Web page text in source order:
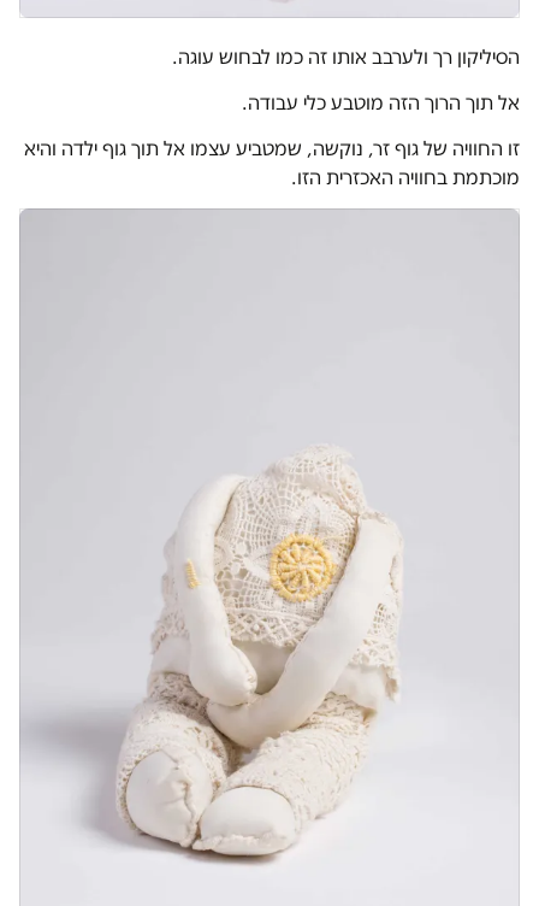
הסיליקון רך ולערבב אותו זה כמו לבחוש עוגה.
אל תוך הרוך הזה מוטבע כלי עבודה.
זו החוויה של גוף זר, נוקשה, שמטביע עצמו אל תוך גוף ילדה והיא
מוכתמת בחוויה האכזרית הזו.